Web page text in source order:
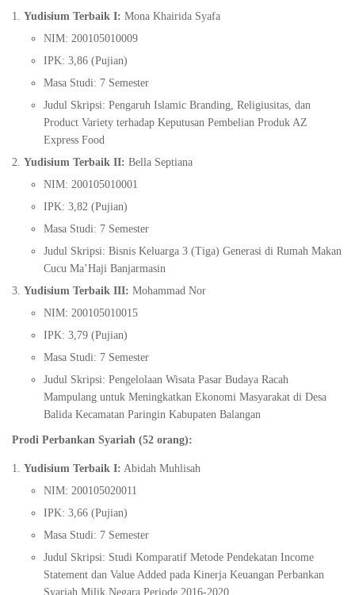
Yudisium Terbaik I: Mona Khairida Syafa
NIM: 200105010009
IPK: 3,86 (Pujian)
Masa Studi: 7 Semester
Judul Skripsi: Pengaruh Islamic Branding, Religiusitas, dan
Product Variety terhadap Keputusan Pembelian Produk AZ
Express Food
Yudisium Terbaik II: Bella Septiana
NIM: 200105010001
IPK: 3,82 (Pujian)
Masa Studi: 7 Semester
Judul Skripsi: Bisnis Keluarga 3 (Tiga) Generasi di Rumah Makan
Cucu Ma’Haji Banjarmasin
Yudisium Terbaik III: Mohammad Nor
NIM: 200105010015
IPK: 3,79 (Pujian)
Masa Studi: 7 Semester
Judul Skripsi: Pengelolaan Wisata Pasar Budaya Racah
Mampulang untuk Meningkatkan Ekonomi Masyarakat di Desa
Balida Kecamatan Paringin Kabupaten Balangan
Prodi Perbankan Syariah (52 orang):
Yudisium Terbaik I: Abidah Muhlisah
NIM: 200105020011
IPK: 3,66 (Pujian)
Masa Studi: 7 Semester
Judul Skripsi: Studi Komparatif Metode Pendekatan Income
Statement dan Value Added pada Kinerja Keuangan Perbankan
Syariah Milik Negara Periode 2016-2020